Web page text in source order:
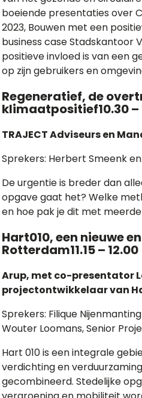
boeiende presentaties over
2023, Bouwen met een
business case Stadskantoor
positieve invloed is van een
op zijn gebruikers en
Regeneratief, de
klimaatpositief10.30 –
TRAJECT Adviseurs en
Sprekers: Herbert Smeenk
De urgentie is breder dan
opgave gaat het? Welke
en hoe pak je dit met
Hart010, een nieuwe
Rotterdam11.15 – 12.00
Arup, met co-presentator
projectontwikkelaar van
Sprekers: Filique
Wouter Loomans, Senior
Hart 010 is een integrale
verdichting en
gecombineerd. Stedelijke